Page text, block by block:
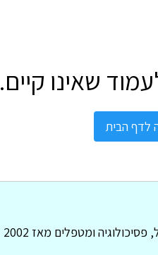
שאינו קיים.
לדף הבית
ומטפלים מאז 2002